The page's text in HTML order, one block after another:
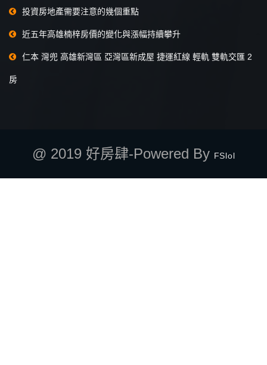
投資房地產需要注意的幾個重點
近五年高雄楠梓房價的變化與漲幅持續攀升
仁本 灣兜 高雄新灣區 亞灣區新成屋 捷運紅線 輕軌 雙軌交匯 2
房
@ 2019 好房肆-Powered By FSlol